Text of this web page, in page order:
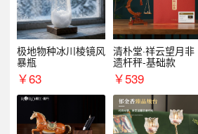
极地物种冰川棱镜风
暴瓶
￥63
清朴堂·祥云望月非
遗杆秤-基础款
￥539